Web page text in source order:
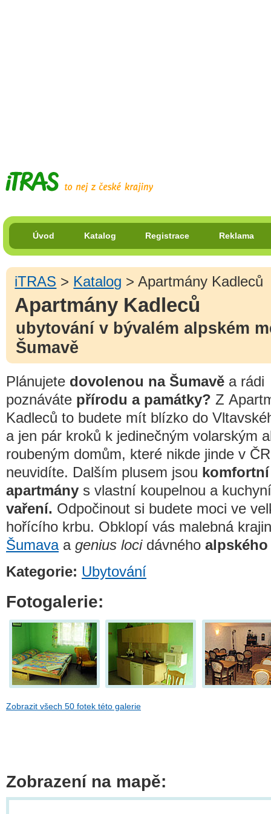
Úvod Katalog Registrace Reklama
iTRAS > Katalog > Apartmány Kadleců
Apartmány Kadleců
ubytování v bývalém alpském
Šumavě
Plánujete dovolenou na Šumavě a rádi
poznáváte přírodu a památky? Z
Kadleců to budete mít blízko do
a jen pár kroků k jedinečným volarským
roubeným domům, které nikde jinde v ČR
neuvidíte. Dalším plusem jsou komfortní
apartmány s vlastní koupelnou a
vaření. Odpočinout si budete moci ve
hořícího krbu. Obklopí vás malebná
Šumavaa genius locidávného alpského
Kategorie: Ubytování
Fotogalerie:
Zobrazit všech 50 fotek této galerie
Zobrazení na mapě: